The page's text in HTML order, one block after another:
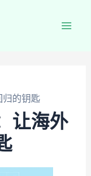
归的钥匙
让海外